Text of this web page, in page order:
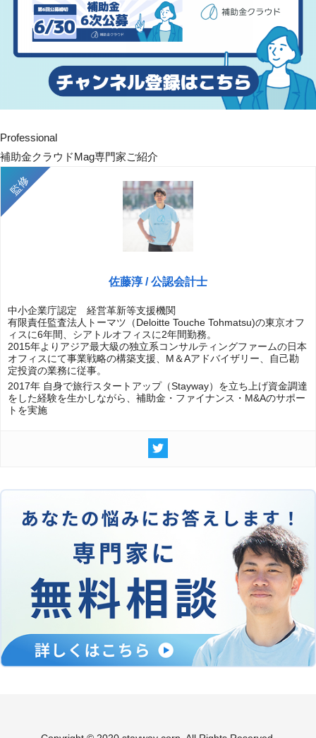
Professional
補助金クラウドMag専門家ご紹介
佐藤淳 / 公認会計士
中小企業庁認定 経営革新等支援機関
有限責任監査法人トーマツ（Deloitte Touche Tohmatsu)の東京オフ
ィスに6年間、シアトルオフィスに2年間勤務。
2015年よりアジア最大級の独立系コンサルティングファームの日本
オフィスにて事業戦略の構築支援、M＆Aアドバイザリー、自己勘
定投資の業務に従事。
2017年 自身で旅行スタートアップ（Stayway）を立ち上げ資金調達
をした経験を生かしながら、補助金・ファイナンス・M&Aのサポー
トを実施